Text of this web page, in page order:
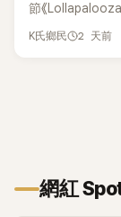
節《
節Headliner（
K氏鄉民 2 天前
網紅